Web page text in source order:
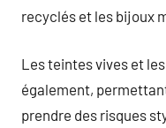
recyclés et les bijoux
Les teintes vives et
également,
prendre des risques